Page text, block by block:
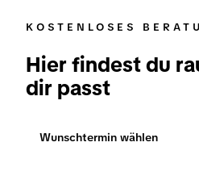
KOSTENLOSES
Hier findest du
dir passt
Wunschtermin wählen